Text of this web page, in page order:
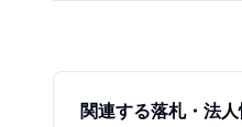
関連する落札・法人